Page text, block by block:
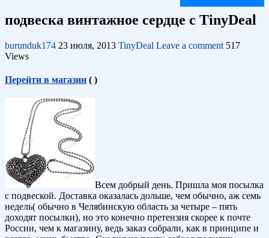
подвеска винтажное сердце с TinyDeal
burunduk174 23 июля, 2013 TinyDeal Leave a comment 517
Views
Перейти в магазин ( )
Всем добрый день. Пришла моя посылка
с подвеской. Доставка оказалась дольше, чем обычно, аж семь
недель( обычно в Челябинскую область за четыре – пять
доходят посылки), но это конечно претензия скорее к почте
России, чем к магазину, ведь заказ собрали, как в принципе и